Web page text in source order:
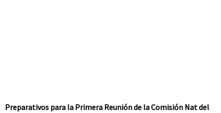
Preparativos para la Primera Reunión de la Comisión Nat del